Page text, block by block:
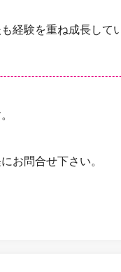
経験を重ね成長して
お問合せ下さい。